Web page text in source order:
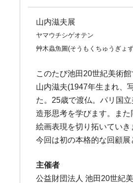
山内滋夫展
ヤマウチシゲオテン
艸木蟲魚圖(そうもくちゅうぎょ
このたび池田20世紀美術
山内滋夫(1947年生まれ、
た。25歳で渡仏。パリ国
造形思考を学びます。ま
絵画表現を切り拓いてい
今回は初の本格的な回顧
主催者
公益財団法人 池田20世紀